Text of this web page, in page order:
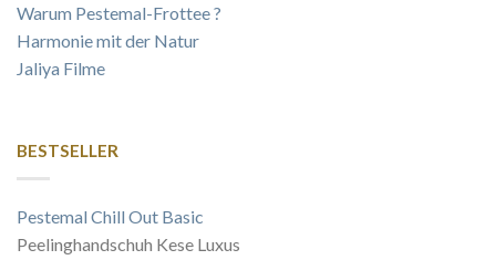
Warum Pestemal-Frottee ?
Harmonie mit der Natur
Jaliya Filme
BESTSELLER
Pestemal Chill Out Basic
Peelinghandschuh Kese Luxus